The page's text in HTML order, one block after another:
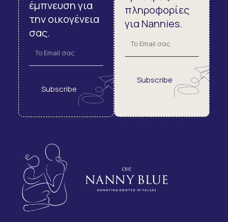
έμπνευση για
την οικογένεια
σας.
Subscribe
πληροφορίες
για Nannies.
Subscribe